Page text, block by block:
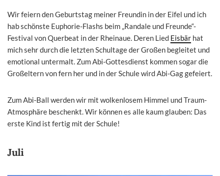
Wir feiern den Geburtstag meiner Freundin in der Eifel und ich
hab schönste Euphorie-Flashs beim „Randale und Freunde“-
Festival von Querbeat in der Rheinaue. Deren Lied Eisbär hat
mich sehr durch die letzten Schultage der Großen begleitet und
emotional untermalt. Zum Abi-Gottesdienst kommen sogar die
Großeltern von fern her und in der Schule wird Abi-Gag gefeiert.
Zum Abi-Ball werden wir mit wolkenlosem Himmel und Traum-
Atmosphäre beschenkt. Wir können es alle kaum glauben: Das
erste Kind ist fertig mit der Schule!
Juli